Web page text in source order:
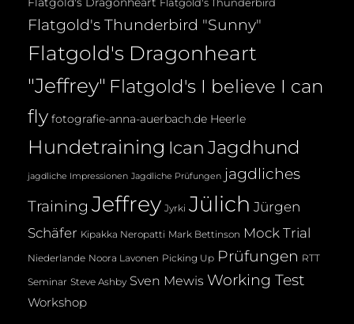
Flatgold's Thunderbird "Sunny"
Flatgold's Dragonheart
"Jeffrey" Flatgold's I believe I can
fly fotografie-anna-auerbach.de Heerle
Hundetraining Ican Jagdhund
jagdliche Impressionen Jagdliche Prüfungen jagdliches
Training Jeffrey Jyrki Jülich Jürgen
Schäfer Kipakka Neropatti Mark Bettinson Mock Trial
Niederlande Noora Lavonen Picking Up Prüfungen RTT
Seminar Steve Ashby Sven Mewis Working Test
Workshop